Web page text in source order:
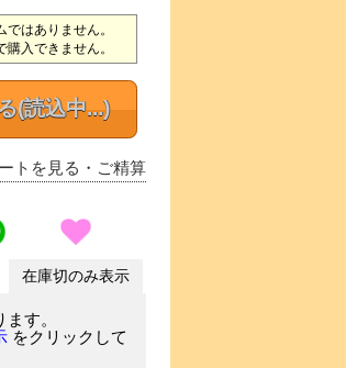
はありません。
入できません。
(読込中...)
トを見る ・ご精算
在庫切のみ表示
す。
をクリックして